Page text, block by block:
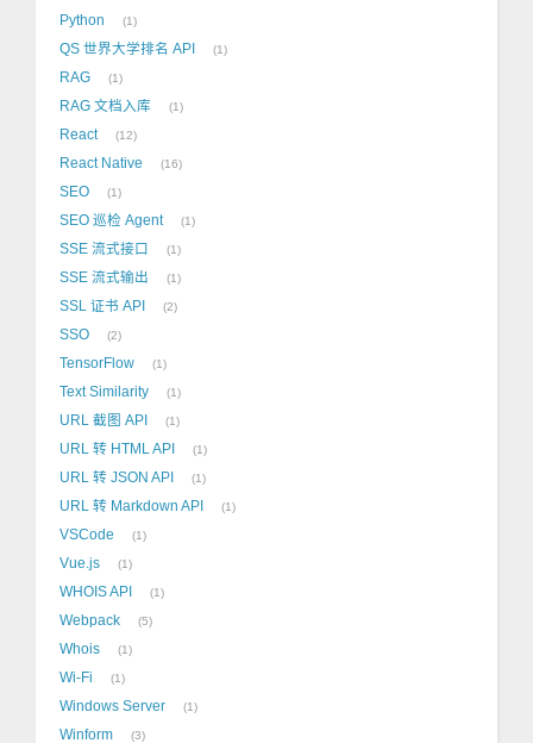
Python 1
QS 世界大学排名 API 1
RAG 1
RAG 文档入库 1
React 12
React Native 16
SEO 1
SEO 巡检 Agent 1
SSE 流式接口 1
SSE 流式输出 1
SSL 证书 API 2
SSO 2
TensorFlow 1
Text Similarity 1
URL 截图 API 1
URL 转 HTML API 1
URL 转 JSON API 1
URL 转 Markdown API 1
VSCode 1
Vue.js 1
WHOIS API 1
Webpack 5
Whois 1
Wi-Fi 1
Windows Server 1
Winform 3